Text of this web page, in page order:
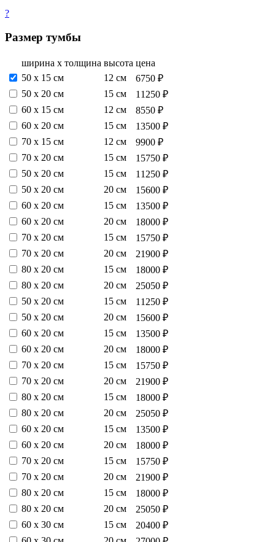
?
Размер тумбы
ширина х толщина высота цена
50 х 15 см
12 см
6750 ₽
50 х 20 см
15 см
11250 ₽
60 х 15 см
12 см
8550 ₽
60 х 20 см
15 см
13500 ₽
70 х 15 см
12 см
9900 ₽
70 х 20 см
15 см
15750 ₽
50 х 20 см
15 см
11250 ₽
50 х 20 см
20 см
15600 ₽
60 х 20 см
15 см
13500 ₽
60 х 20 см
20 см
18000 ₽
70 х 20 см
15 см
15750 ₽
70 х 20 см
20 см
21900 ₽
80 х 20 см
15 см
18000 ₽
80 х 20 см
20 см
25050 ₽
50 х 20 см
15 см
11250 ₽
50 х 20 см
20 см
15600 ₽
60 х 20 см
15 см
13500 ₽
60 х 20 см
20 см
18000 ₽
70 х 20 см
15 см
15750 ₽
70 х 20 см
20 см
21900 ₽
80 х 20 см
15 см
18000 ₽
80 х 20 см
20 см
25050 ₽
60 х 20 см
15 см
13500 ₽
60 х 20 см
20 см
18000 ₽
70 х 20 см
15 см
15750 ₽
70 х 20 см
20 см
21900 ₽
80 х 20 см
15 см
18000 ₽
80 х 20 см
20 см
25050 ₽
60 х 30 см
15 см
20400 ₽